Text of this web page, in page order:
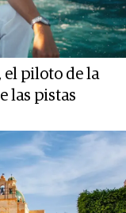
el piloto de la
las pistas